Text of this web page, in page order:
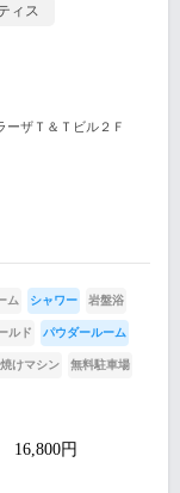
ィス
ザＴ＆Ｔビル２Ｆ
ム シャワー 岩盤浴
ルド パウダールーム
焼けマシン 無料駐車場
16,800円